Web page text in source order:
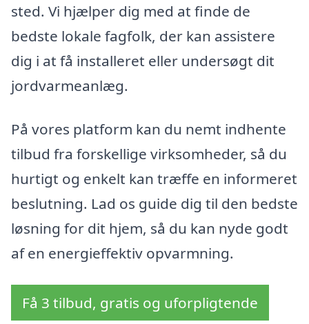
sted. Vi hjælper dig med at finde de
bedste lokale fagfolk, der kan assistere
dig i at få installeret eller undersøgt dit
jordvarmeanlæg.
På vores platform kan du nemt indhente
tilbud fra forskellige virksomheder, så du
hurtigt og enkelt kan træffe en informeret
beslutning. Lad os guide dig til den bedste
løsning for dit hjem, så du kan nyde godt
af en energieffektiv opvarmning.
Få 3 tilbud, gratis og uforpligtende